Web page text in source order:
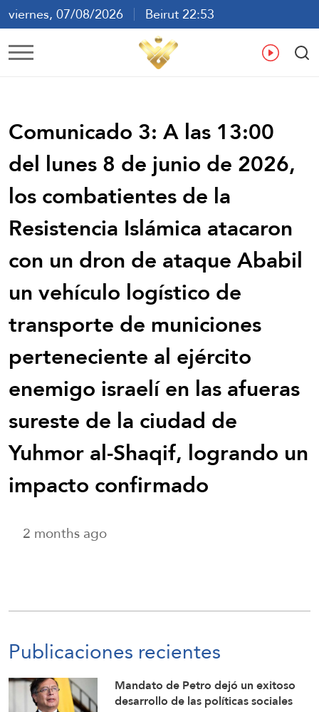
viernes, 07/08/2026
Beirut 22:53
ع En
Comunicado 3: A las 13:00
del lunes 8 de junio de 2026,
los combatientes de la
Resistencia Islámica atacaron
con un dron de ataque Ababil
un vehículo logístico de
transporte de municiones
perteneciente al ejército
enemigo israelí en las afueras
sureste de la ciudad de
Yuhmor al-Shaqif, logrando un
impacto confirmado
2 months ago
Publicaciones recientes
Mandato de Petro dejó un exitoso
desarrollo de las políticas sociales